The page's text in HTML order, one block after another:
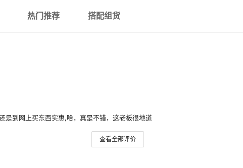
模拟量4-20MA输出
热门推荐 搭配组货
是到网上买东西实惠,哈，真是不错，这老板很地道
查看全部评价